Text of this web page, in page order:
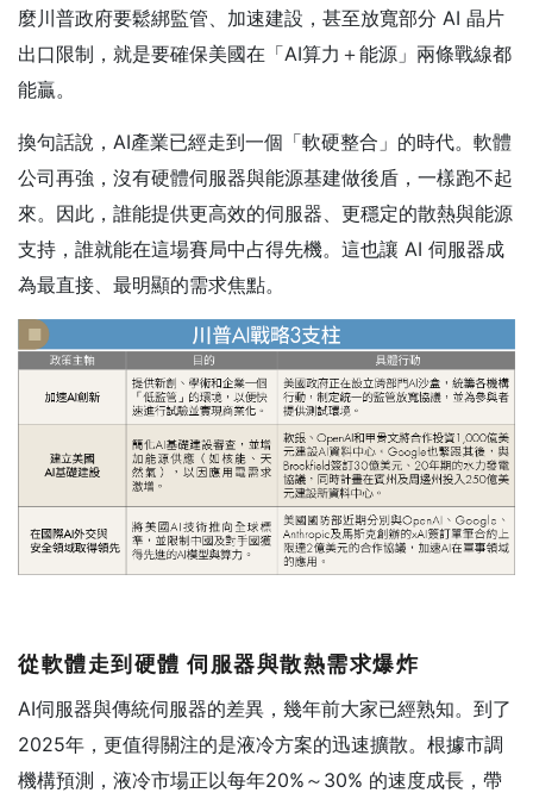
麼川普政府要鬆綁監管、加速建設，甚至放寬部分 AI 晶片
出口限制，就是要確保美國在「AI算力＋能源」兩條戰線都
能贏。
換句話說，AI產業已經走到一個「軟硬整合」的時代。軟體
公司再強，沒有硬體伺服器與能源基建做後盾，一樣跑不起
來。因此，誰能提供更高效的伺服器、更穩定的散熱與能源
支持，誰就能在這場賽局中占得先機。這也讓 AI 伺服器成
為最直接、最明顯的需求焦點。
從軟體走到硬體 伺服器與散熱需求爆炸
AI伺服器與傳統伺服器的差異，幾年前大家已經熟知。到了
2025年，更值得關注的是液冷方案的迅速擴散。根據市調
機構預測，液冷市場正以每年20%～30% 的速度成長，帶